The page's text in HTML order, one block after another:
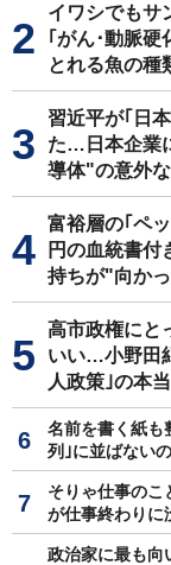
イワシでもサ
｢がん･動脈硬
とれる魚の種
習近平が｢日
た…日本企業
導体"の意外
富裕層の｢ペ
円の血統書付
持ちが"向か
高市政権にと
いい…小野田
人政策｣の本
名前を書く紙
列｣に並ばない
そりゃ仕事の
が仕事終わりに
政治家に最も